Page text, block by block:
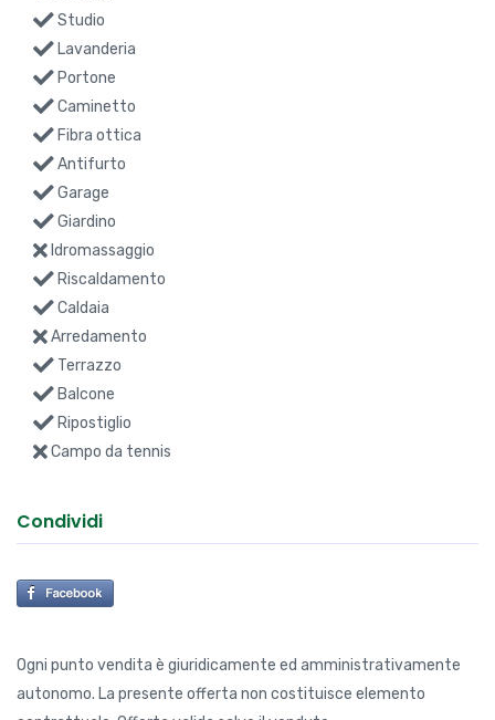
Studio
Lavanderia
Portone
Caminetto
Fibra ottica
Antifurto
Garage
Giardino
Idromassaggio
Riscaldamento
Caldaia
Arredamento
Terrazzo
Balcone
Ripostiglio
Campo da tennis
Condividi
Ogni punto vendita è giuridicamente ed amministrativamente
autonomo. La presente offerta non costituisce elemento